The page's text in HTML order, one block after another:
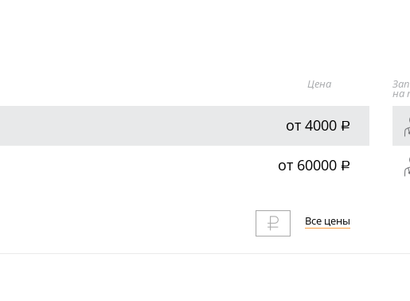
Цена
на
от 4000 руб.
от 60000 руб.
Все цены